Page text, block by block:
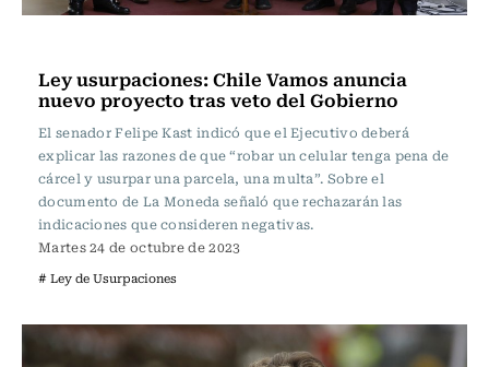
Ley usurpaciones: Chile Vamos anuncia
nuevo proyecto tras veto del Gobierno
El senador Felipe Kast indicó que el Ejecutivo deberá
explicar las razones de que “robar un celular tenga pena de
cárcel y usurpar una parcela, una multa”. Sobre el
documento de La Moneda señaló que rechazarán las
indicaciones que consideren negativas.
Martes 24 de octubre de 2023
# Ley de Usurpaciones